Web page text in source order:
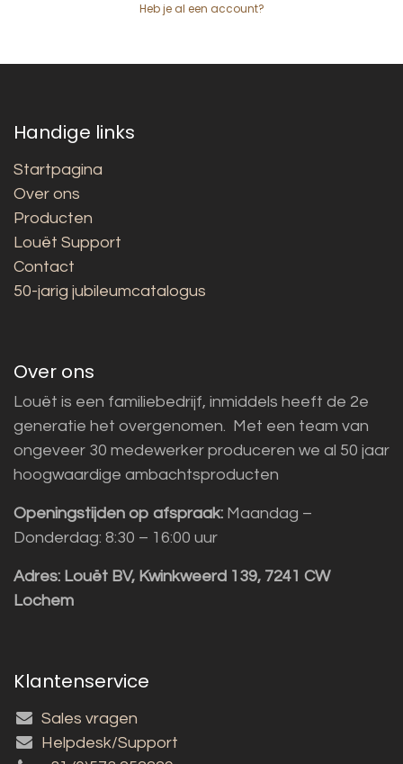
Heb je al een account?
Handige links
Startpagina
Over ons
Producten
Louët Support
Contact
50-jarig jubileumcatalogus
Over ons
Louët is een familiebedrijf, inmiddels heeft de 2e
generatie het overgenomen. Met een team van
ongeveer 30 medewerker produceren we al 50 jaar
hoogwaardige ambachtsproducten
Openingstijden op afspraak: Maandag –
Donderdag: 8:30 – 16:00 uur
Adres: Louët BV, Kwinkweerd 139, 7241 CW
Lochem
Klantenservice
Sales vragen
Helpdesk/Support